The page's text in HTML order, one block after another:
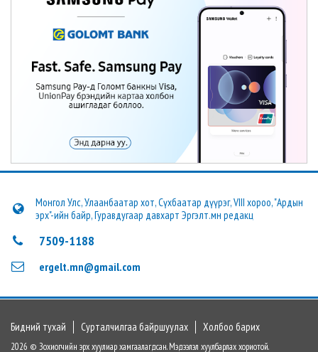
Монгол Улс, Улаанбаатар хот, Сүхбаатар дүүрэг, VIII хороо, "Ардын
эрх"-ийн байр, Гуравдугаар давхарт Эргэлт.мн редакц
7509-1188
ergelt.mn@gmail.com
Бидний тухай Сурталчилгаа байршуулах Холбоо барих
2026 © Зохиогчийн эрх хуулиар хамгаалагдсан. Мэдээлэл хуулбарлах хориотой.